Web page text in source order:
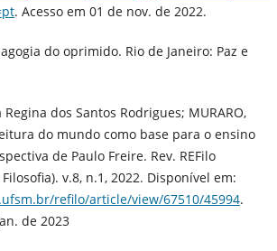
. Acesso em 01 de nov. de 2022.
do oprimido. Rio de Janeiro: Paz e
Regina dos Santos Rodrigues; MURARO,
do mundo como base para o ensino
de Paulo Freire. Rev. REFilo
v.8, n.1, 2022. Disponível em:
refilo/article/view/67510/45994.
de 2023